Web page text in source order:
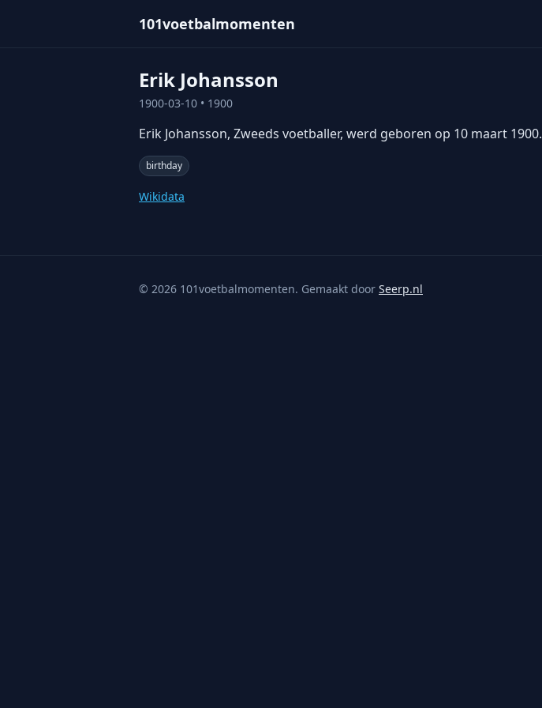
101voetbalmomenten
Erik Johansson
1900-03-10 • 1900
Erik Johansson, Zweeds voetballer, werd geboren op 10 maart 1900.
birthday
Wikidata
© 2026 101voetbalmomenten. Gemaakt door Seerp.nl